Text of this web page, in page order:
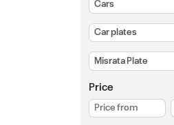
Price